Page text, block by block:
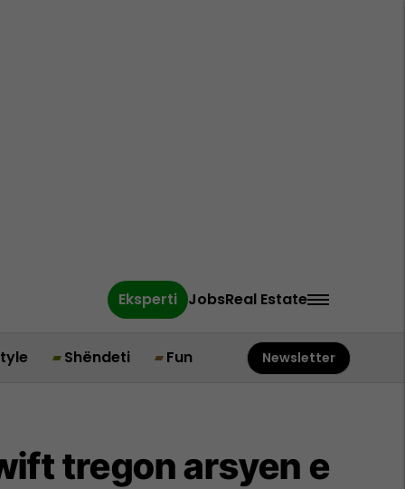
Eksperti JobsReal Estate
Shëndeti Fun Newsletter
tregon arsyen e